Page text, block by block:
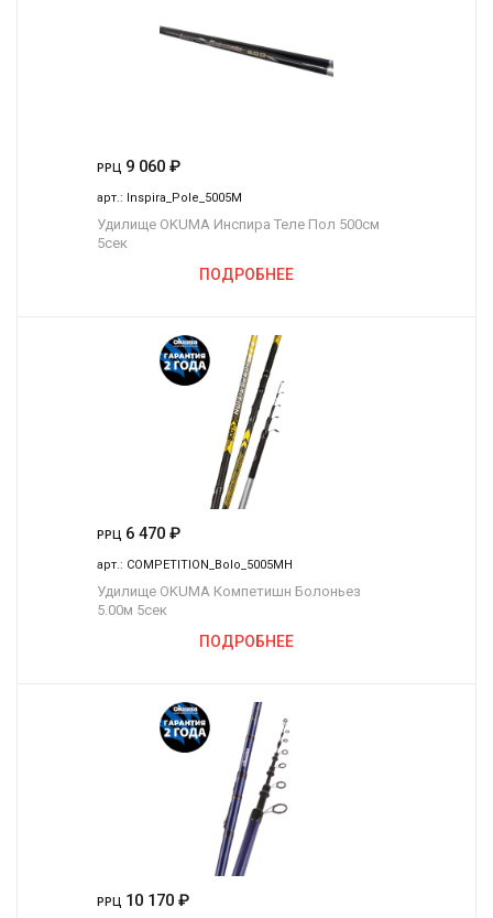
РРЦ 9 060 ₽
арт.: Inspira_Pole_5005M
Удилище OKUMA Инспира Теле Пол 500см
5сек
ПОДРОБНЕЕ
РРЦ 6 470 ₽
арт.: COMPETITION_Bolo_5005MH
Удилище OKUMA Компетишн Болоньез
5.00м 5сек
ПОДРОБНЕЕ
РРЦ 10 170 ₽